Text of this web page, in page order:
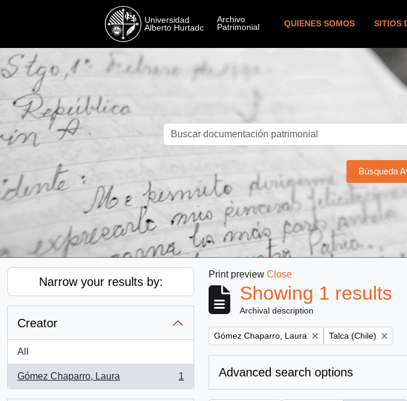
QUIENES SOMOS SITIOS
Búsqueda
Narrow your results by:
Creator
All
Gómez Chaparro, Laura
, 1 results
1
Print preview Close
Showing 1 results
Archival description
Remove filter:
Gómez Chaparro, Laura Remove filter:
Talca (Chile)
Advanced search options